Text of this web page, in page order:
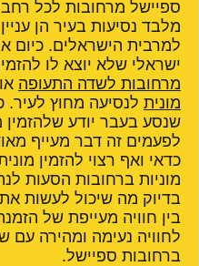
ספיישל מרחובות לכל
מלבד נסיעות בעיר הן
למרבית הישראלים. כיום
ישראלי שלא יוצא לו
מרחובות לשדה התעופה או
מונית לנסיעה מחוץ לעיר.
שנסע בעבר יודע שלהזמין
לפעמים זה דבר מעייף
כדאי ואף רצוי להזמין
מוניות ברחובות הסעות
בדיוק מה שיכול לעשות
בין חוויה מעייפת של
לחוויה נעימה ומהירה עם
ברחובות ספיישל.